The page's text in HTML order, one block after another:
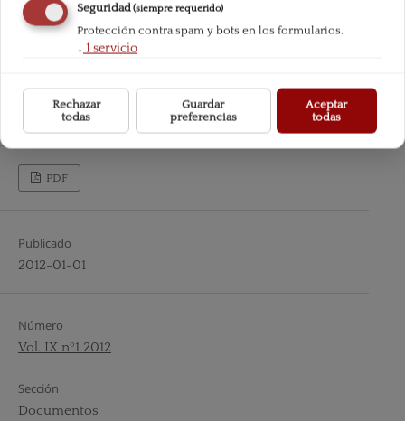
PDF
Publicado
2012-01-01
Número
Vol. IX nº1 2012
Sección
Documentos
Seguridad(siempre requerido)
Protección contra spam y bots en los formularios.
↓ 1servicio
Rechazar
todas
Guardar
preferencias
Aceptar
todas